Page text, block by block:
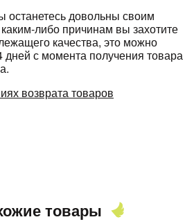
довольны своим
либо причинам вы захотите
качества, это можно
дней с момента получения товара
возврата товаров
товары